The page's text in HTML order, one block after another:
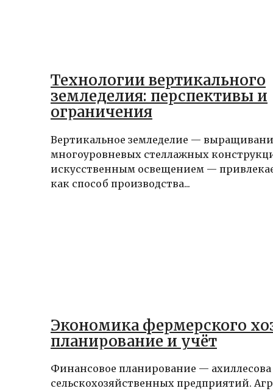
Технологии вертикального
земледелия: перспективы и
ограничения
Вертикальное земледелие —
многоуровневых стеллажных
искусственным освещением —
как способ производства...
Экономика фермерского
планирование и учёт
Финансовое планирование —
сельскохозяйственных предприятий.